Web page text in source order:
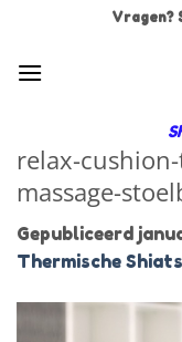
inhoud
Vragen?
relax-
massage-
Gepubliceerd
Thermische